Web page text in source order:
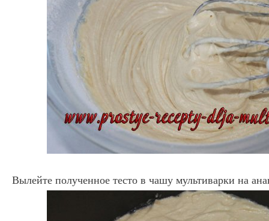
Вылейте полученное тесто в чашу мультиварки на